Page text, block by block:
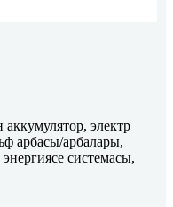
электр
арбасы/арбалары,
системасы,